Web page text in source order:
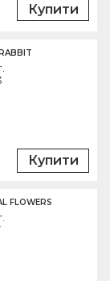
Купити
Купити
FLOWERS